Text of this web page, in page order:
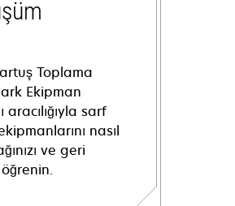
Toplama
Ekipman
sarf
nasıl
ve geri